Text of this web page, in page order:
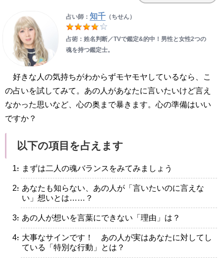
占い師： 知千（ちせん）
占術：姓名判断／TVで鑑定&的中！男性と女性2つの
魂を持つ鑑定士。
好きな人の気持ちがわからずモヤモヤしているなら、こ
の占いを試してみて。あの人があなたに言いたいけど言え
なかった思いなど、心の奥まで暴きます。心の準備はいい
ですか？
以下の項目を占えます
・まずは二人の魂バランスをみてみましょう
・あなたも知らない、あの人が「言いたいのに言えな
い」想いとは……？
・あの人が想いを言葉にできない「理由」は？
・大事なサインです！ あの人が実はあなたに対してし
ている「特別な行動」とは？